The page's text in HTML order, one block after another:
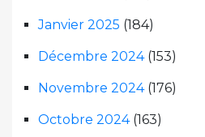
Janvier 2025 (184)
Décembre 2024(153)
Novembre 2024(176)
Octobre 2024(163)